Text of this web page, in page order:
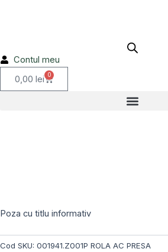
Contul meu
0,00 lei 0
Cart
Poza cu titlu informativ
Cod SKU: 001941.Z001P ROLA AC PRESA
PRESA